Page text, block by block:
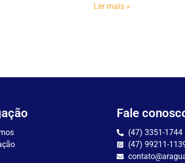
Ler mais »
Fale
(47) 3351-1744
(47) 99211-